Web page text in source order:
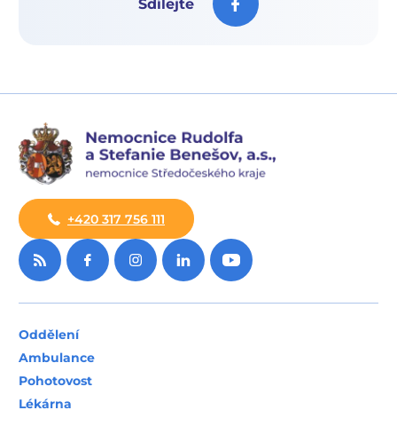
Sdílejte
+420 317 756 111
Oddělení
Ambulance
Pohotovost
Lékárna